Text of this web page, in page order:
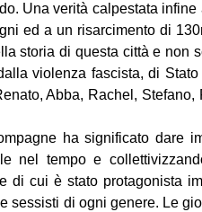
Una verità calpestata
ed a un risarcimento di
storia di questa città e non
violenza fascista, di
Abba, Rachel, Stefano,
ha significato dare
nel tempo e
di cui è stato protagonista
sessisti di ogni genere. Le